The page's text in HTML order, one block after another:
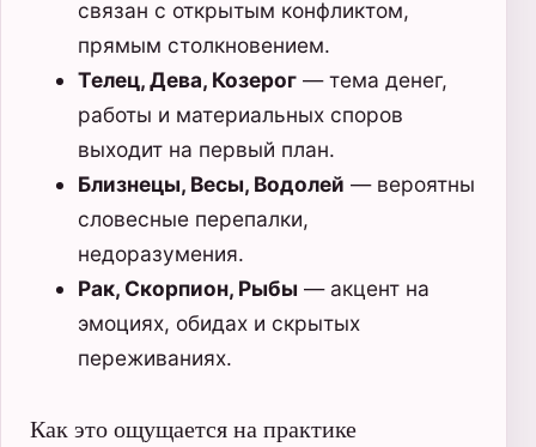
связан с открытым конфликтом,
прямым столкновением.
Телец, Дева, Козерог — тема денег,
работы и материальных споров
выходит на первый план.
Близнецы, Весы, Водолей — вероятны
словесные перепалки,
недоразумения.
Рак, Скорпион, Рыбы — акцент на
эмоциях, обидах и скрытых
переживаниях.
Как это ощущается на практике